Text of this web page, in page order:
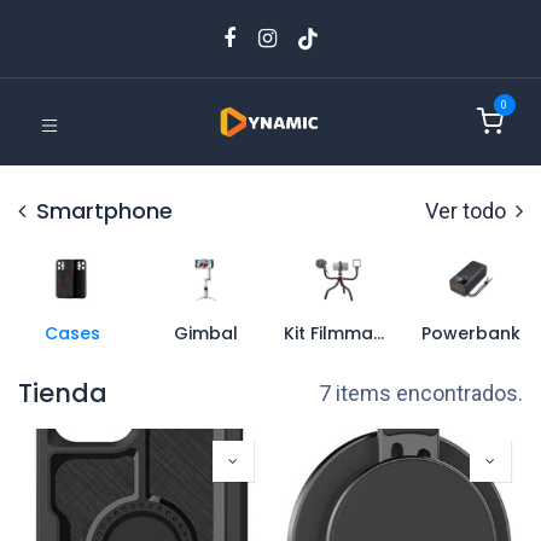
0
Smartphone Ver todo
Cases Gimbal Kit Filmmaker Powerbank
Tienda 7 items encontrados.